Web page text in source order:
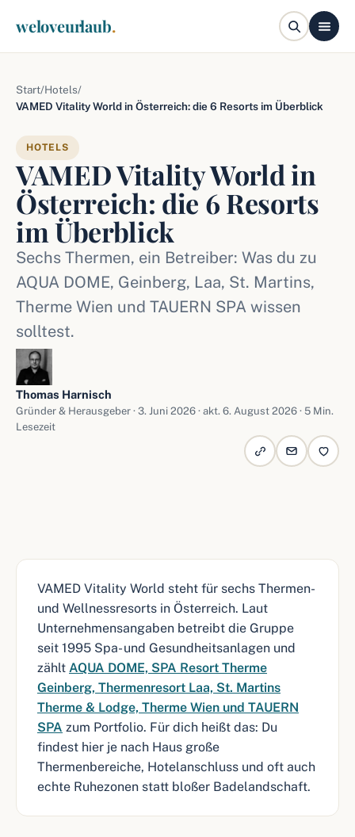
weloveurlaub.
Start/Hotels/
VAMED Vitality World in Österreich: die 6 Resorts im Überblick
HOTELS
VAMED Vitality World in
Österreich: die 6 Resorts
im Überblick
Sechs Thermen, ein Betreiber: Was du zu
AQUA DOME, Geinberg, Laa, St. Martins,
Therme Wien und TAUERN SPA wissen
solltest.
Thomas Harnisch
Gründer & Herausgeber · 3. Juni 2026 · akt. 6. August 2026 · 5 Min.
Lesezeit
VAMED Vitality World steht für sechs Thermen-
und Wellnessresorts in Österreich. Laut
Unternehmensangaben betreibt die Gruppe
seit 1995 Spa- und Gesundheitsanlagen und
zählt AQUA DOME, SPA Resort Therme
Geinberg, Thermenresort Laa, St. Martins
Therme & Lodge, Therme Wien und TAUERN
SPA zum Portfolio. Für dich heißt das: Du
findest hier je nach Haus große
Thermenbereiche, Hotelanschluss und oft auch
echte Ruhezonen statt bloßer Badelandschaft.